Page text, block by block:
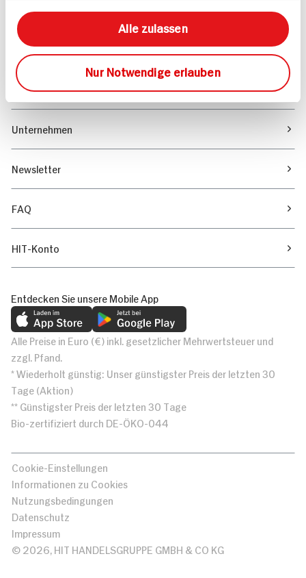
Alle zulassen
Nur Notwendige erlauben
Marktfinder
Unser Magazin
Verantwortung & Nachhaltigkeit
Unternehmen
Newsletter
FAQ
HIT-Konto
Entdecken Sie unsere Mobile App
Alle Preise in Euro (€) inkl. gesetzlicher Mehrwertsteuer und
zzgl. Pfand.
* Wiederholt günstig: Unser günstigster Preis der letzten 30
Tage (Aktion)
** Günstigster Preis der letzten 30 Tage
Bio-zertifiziert durch DE-ÖKO-044
Cookie-Einstellungen
Informationen zu Cookies
Nutzungsbedingungen
Datenschutz
Impressum
© 2026, HIT HANDELSGRUPPE GMBH & CO KG